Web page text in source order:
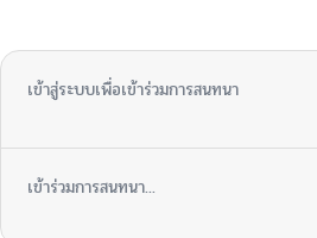
เข้าสู่ระบบเพื่อเข้าร่วมการสนทนา
เข้าร่วมการสนทนา...